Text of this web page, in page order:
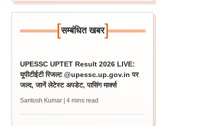
[सम्बंधित खबर]
UPESSC UPTET Result 2026 LIVE:
यूपीटीईटी रिजल्ट @upessc.up.gov.in पर
जल्द, जानें लेटेस्ट अपडेट, पासिंग मार्क्स
Santosh Kumar | 4 mins read